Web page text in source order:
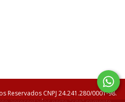
Reservados CNPJ 24.241.280/0001-98.